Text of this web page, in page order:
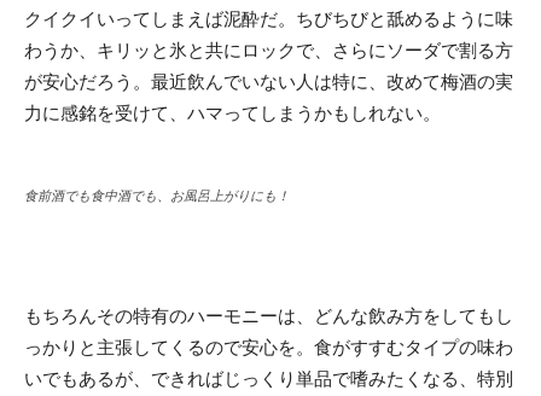
クイクイいってしまえば泥酔だ。ちびちびと舐めるように味
わうか、キリッと氷と共にロックで、さらにソーダで割る方
が安心だろう。最近飲んでいない人は特に、改めて梅酒の実
力に感銘を受けて、ハマってしまうかもしれない。
食前酒でも食中酒でも、お風呂上がりにも！
もちろんその特有のハーモニーは、どんな飲み方をしてもし
っかりと主張してくるので安心を。食がすすむタイプの味わ
いでもあるが、できればじっくり単品で嗜みたくなる、特別